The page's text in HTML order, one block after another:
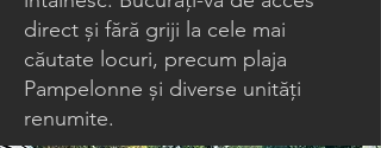
direct și fără griji la cele mai
căutate locuri, precum plaja
Pampelonne și diverse unități
renumite.